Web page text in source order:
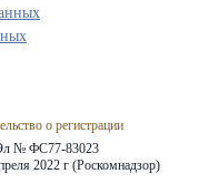
о регистрации
№ ФС77-83023
2022 г (Роскомнадзор)